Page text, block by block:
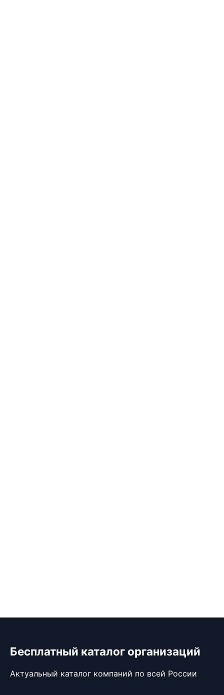
Бесплатный каталог организаций
Актуальный каталог компаний по всей России